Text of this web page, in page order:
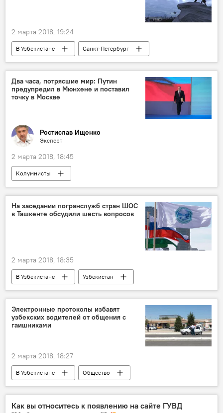
2 марта 2018, 19:24
В Узбекистане
Санкт-Петербург
МИД Узбекистана
Политика
Два часа, потрясшие мир: Путин
предупредил в Мюнхене и поставил
точку в Москве
Ростислав Ищенко
Эксперт
2 марта 2018, 18:45
Колумнисты
Президентские выборы в России 2018
Владимир Путин Политика
На заседании погранслужб стран ШОС
в Ташкенте обсудили шесть вопросов
2 марта 2018, 18:35
В Узбекистане
Узбекистан
Кыргызстан
Китай
ШОС
РАТС ШОС
пограничные зоны
погранслужба
Политика
Электронные протоколы избавят
узбекских водителей от общения с
гаишниками
2 марта 2018, 18:27
В Узбекистане
Общество
ГУВД Ташкента
УБДД
Как вы относитесь к появлению на сайте ГУВД